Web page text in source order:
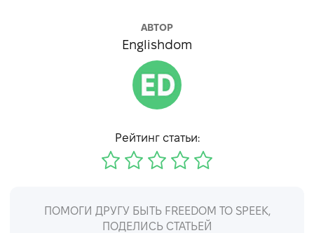
АВТОР
Englishdom
Рейтинг статьи:
ПОМОГИ ДРУГУ БЫТЬ FREEDOM TO SPEEK,
ПОДЕЛИСЬ СТАТЬЕЙ